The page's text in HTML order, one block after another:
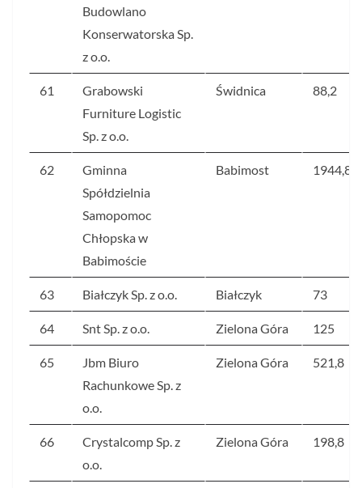
Budowlano
Konserwatorska Sp.
z o.o.
61
Grabowski
Furniture Logistic
Sp. z o.o.
Świdnica 88,2
62
Gminna
Spółdzielnia
Samopomoc
Chłopska w
Babimoście
Babimost 1944,8
63 Białczyk Sp. z o.o. Białczyk 73
64 Snt Sp. z o.o. Zielona Góra 125
65
Jbm Biuro
Rachunkowe Sp. z
o.o.
Zielona Góra 521,8
66
Crystalcomp Sp. z
o.o.
Zielona Góra 198,8